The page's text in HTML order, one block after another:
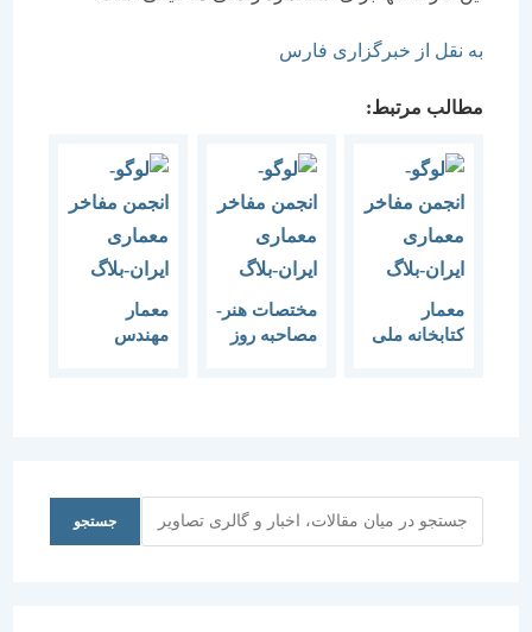
به نقل از خبرگزاری فارس
مطالب مرتبط:
کتابخانه ملی
مختصات هنر-
مصاحبه روز
معمار
مهندس
جستجو